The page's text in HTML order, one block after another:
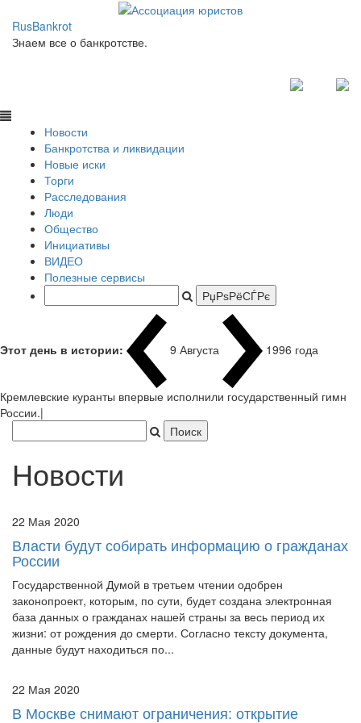
RusBankrot
Знаем все о банкротстве.
Новости
Банкротства и ликвидации
Новые иски
Торги
Расследования
Люди
Общество
Инициативы
ВИДЕО
Полезные сервисы
Этот день в истории: 9 Августа 1996 года
Кремлевские куранты в|
Новости
Власти будут собирать информацию о гражданах
России
Государственной Думой в третьем чтении одобрен
законопроект, которым, по сути, будет создана электронная
база данных о гражданах нашей страны за весь период их
жизни: от рождения до смерти. Согласно тексту документа,
данные будут находиться по...
В Москве снимают ограничения: открытие
каршеринга и «Моих документов»